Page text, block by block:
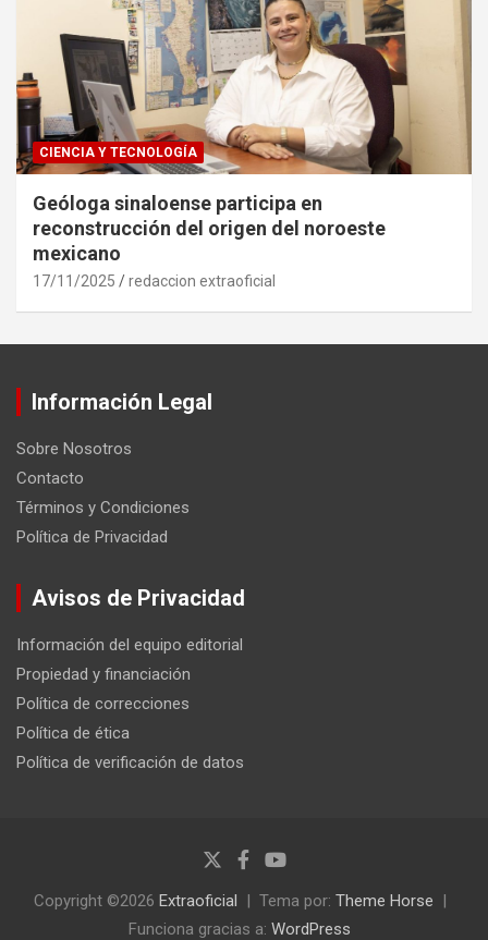
CIENCIA Y TECNOLOGÍA
Geóloga sinaloense participa en
reconstrucción del origen del noroeste
mexicano
17/11/2025 redaccion extraoficial
Información Legal
Sobre Nosotros
Contacto
Términos y Condiciones
Política de Privacidad
Avisos de Privacidad
Información del equipo editorial
Propiedad y financiación
Política de correcciones
Política de ética
Política de verificación de datos
Copyright ©2026 Extraoficial Tema por: Theme Horse
Funciona gracias a: WordPress